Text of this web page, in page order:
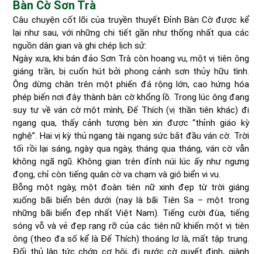
Bàn Cờ Sơn Trà
Câu chuyện cốt lõi của truyền thuyết Đỉnh Bàn Cờ được kể
lại như sau, với những chi tiết gần như thống nhất qua các
nguồn dân gian và ghi chép lịch sử:
Ngày xưa, khi bán đảo Sơn Trà còn hoang vu, một vị tiên ông
giáng trần, bị cuốn hút bởi phong cảnh sơn thủy hữu tình.
Ông dừng chân trên một phiến đá rộng lớn, cao hứng hóa
phép biến nơi đây thành bàn cờ khổng lồ. Trong lúc ông đang
suy tư về ván cờ một mình, Đế Thích (vị thần tiên khác) đi
ngang qua, thấy cảnh tượng bèn xin được “thỉnh giáo kỳ
nghệ”. Hai vị kỳ thủ ngang tài ngang sức bắt đầu ván cờ. Trời
tối rồi lại sáng, ngày qua ngày, tháng qua tháng, ván cờ vẫn
không ngã ngũ. Không gian trên đỉnh núi lúc ấy như ngưng
đọng, chỉ còn tiếng quân cờ va chạm và gió biển vi vu.
Bỗng một ngày, một đoàn tiên nữ xinh đẹp từ trời giáng
xuống bãi biển bên dưới (nay là bãi Tiên Sa – một trong
những bãi biển đẹp nhất Việt Nam). Tiếng cười đùa, tiếng
sóng vỗ và vẻ đẹp rạng rỡ của các tiên nữ khiến một vị tiên
ông (theo đa số kể là Đế Thích) thoáng lơ là, mất tập trung.
Đối thủ lập tức chớp cơ hội, đi nước cờ quyết định, giành